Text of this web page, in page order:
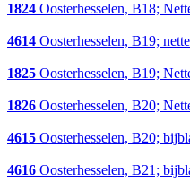
1824 Oosterhesselen, B18;
4614 Oosterhesselen, B19;
1825 Oosterhesselen, B19;
1826 Oosterhesselen, B20;
4615 Oosterhesselen, B20;
4616 Oosterhesselen, B21;